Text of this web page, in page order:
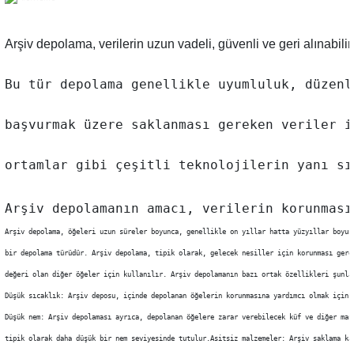
Arşiv depolama, verilerin uzun vadeli, güvenli ve geri
Bu tür depolama genellikle uyumluluk,
başvurmak üzere saklanması gereken
ortamlar gibi çeşitli teknolojilerin yanı
Arşiv depolamanın amacı, verilerin
Arşiv depolama, öğeleri uzun süreler boyunca, genellikle on yıllar hatta yüzyıllar
bir depolama türüdür. Arşiv depolama, tipik olarak, gelecek nesiller için korunması
değeri olan diğer öğeler için kullanılır. Arşiv depolamanın bazı ortak özellikleri
Düşük sıcaklık: Arşiv deposu, içinde depolanan öğelerin korunmasına yardımcı olmak
Düşük nem: Arşiv depolaması ayrıca, depolanan öğelere zarar verebilecek küf ve diğer
tipik olarak daha düşük bir nem seviyesinde tutulur.Asitsiz malzemeler: Arşiv saklama